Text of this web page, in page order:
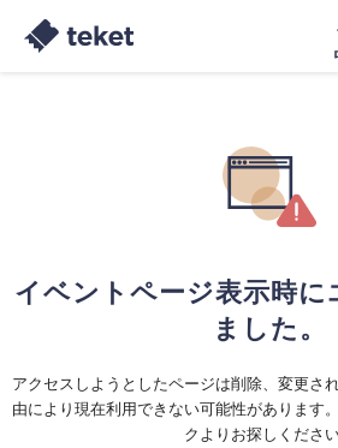
イベントページ表示時に
ました。
アクセスしようとしたページは削除、変更さ
由により現在利用できない可能性があります
クよりお探しください